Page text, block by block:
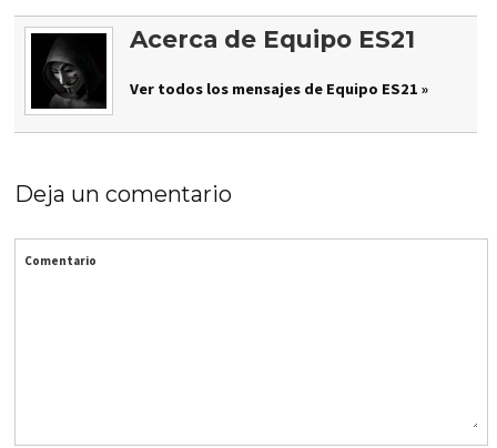
Acerca de Equipo ES21
Ver todos los mensajes de Equipo ES21 »
Deja un comentario
Comentario